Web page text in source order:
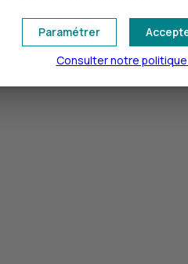
Paramétrer
Consulter notre politique